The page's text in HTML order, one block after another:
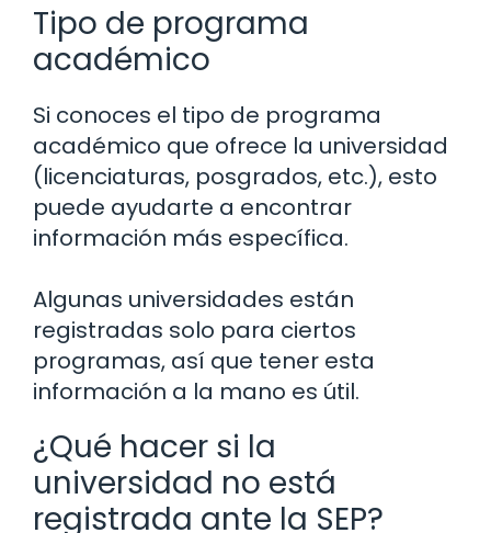
Tipo de programa
académico
Si conoces el tipo de programa
académico que ofrece la universidad
(licenciaturas, posgrados, etc.), esto
puede ayudarte a encontrar
información más específica.
Algunas universidades están
registradas solo para ciertos
programas, así que tener esta
información a la mano es útil.
¿Qué hacer si la
universidad no está
registrada ante la SEP?